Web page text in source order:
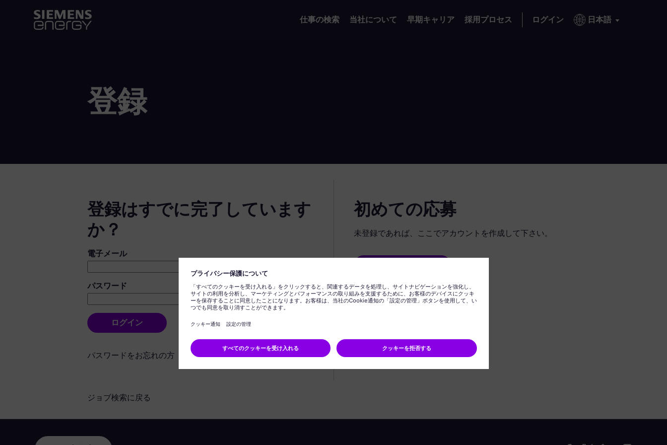
仕事の検索 当社について 早期キャリア 採用プロセス ログイン 日本語
登録
登録はすでに完了しています
か？
ログイン：ユーザーとパスワード
電子メール
パスワード
ログイン
パスワードをお忘れの方
初めての応募
未登録であれば、ここでアカウントを作成して下さい。
ジョブ検索に戻る